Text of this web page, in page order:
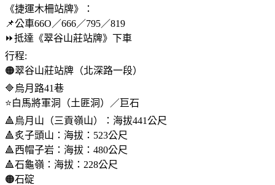
《捷運木柵站牌》：
📌公車66O／666／795／819
⏩️抵達《翠谷山莊站牌》下車
行程:
🟠翠谷山莊站牌（北深路一段）
🔷️烏月路41巷
⭐️白馬將軍洞（土匪洞）／巨石
🔺️烏月山（三貢嶺山）：海拔441公尺
🔺️炙子頭山：海拔：523公尺
🔺️西帽子岩：海拔：480公尺
🔺️石龜嶺：海拔：228公尺
🟠石碇